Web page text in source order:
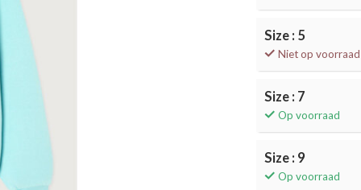
Size : 5
Niet op voorraad
Size : 7
Op voorraad
Size : 9
Op voorraad